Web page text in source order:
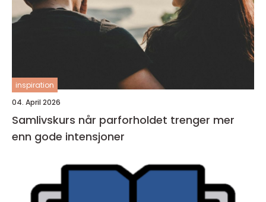
inspiration
04. April 2026
Samlivskurs når parforholdet trenger mer
enn gode intensjoner